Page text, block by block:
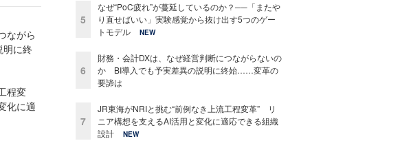
ながら
に終
程変
化に適
5
なぜ“PoC疲れ”が蔓延しているのか？──「またや
り直せばいい」実験感覚から抜け出す5つのゲー
トモデル
NEW
6
財務・会計DXは、なぜ経営判断につながらないの
か BI導入でも予実差異の説明に終始……変革の
要諦は
7
JR東海がNRIと挑む“前例なき上流工程変革” リ
ニア構想を支えるAI活用と変化に適応できる組織
設計
NEW